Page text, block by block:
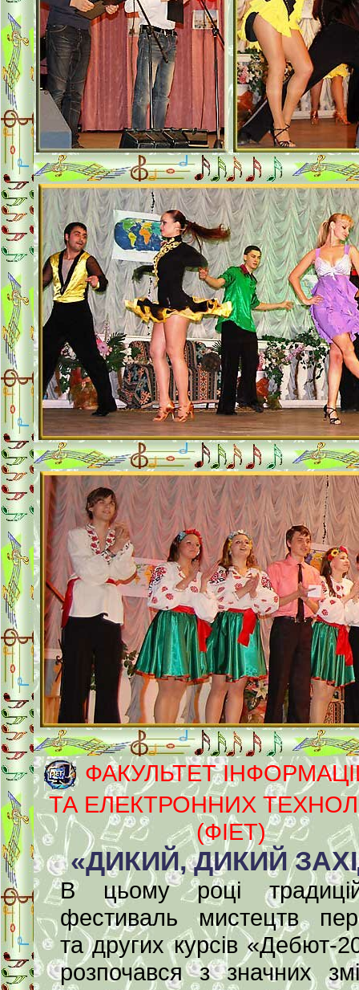
ФАКУЛЬТЕТ
ТА ЕЛЕКТРОННИХ
(ФІЕТ)
«ДИКИЙ, ДИКИЙ
В цьому році
фестиваль мистецтв
та других курсів «Дебют-
розпочався з значних